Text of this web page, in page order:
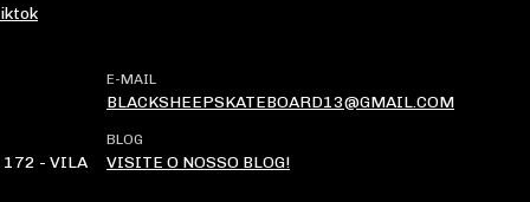
E-MAIL
BLACKSHEEPSKATEBOARD13@GMAIL.COM
172 - VILA
BLOG
VISITE O NOSSO BLOG!